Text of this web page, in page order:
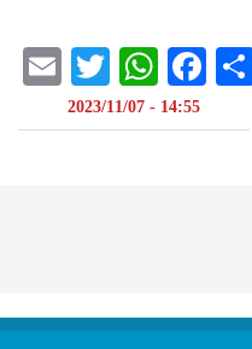
Share
Facebook
14:55 - 2023/11/07